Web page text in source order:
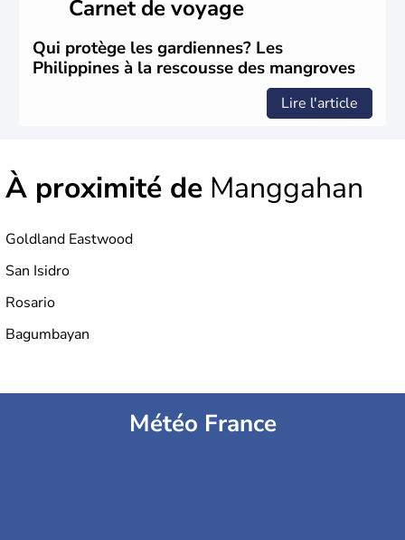
Carnet de voyage
Qui protège les gardiennes? Les
Philippines à la rescousse des mangroves
Lire l'article
À proximité de Manggahan
Goldland Eastwood
San Isidro
Rosario
Bagumbayan
Météo France